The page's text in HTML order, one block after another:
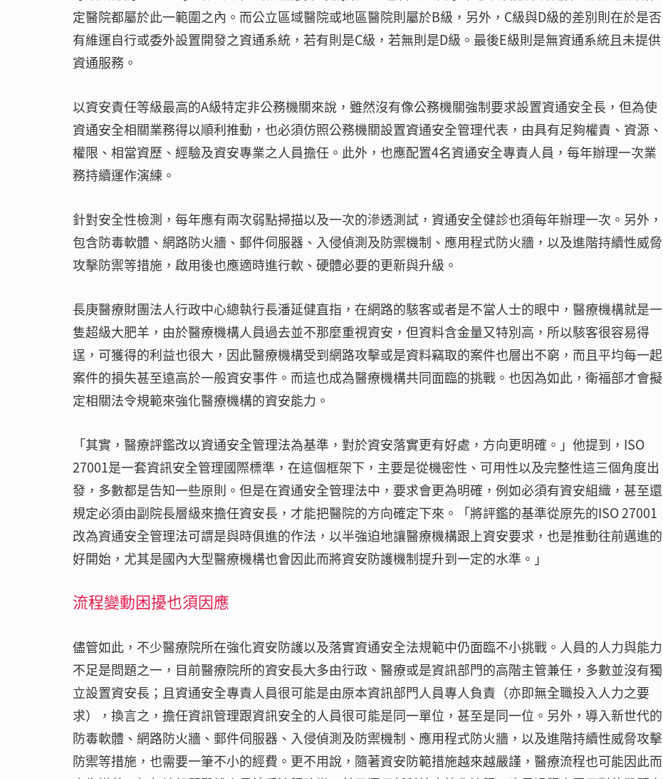
定醫院都屬於此一範圍之內。而公立區域醫院或地區醫院則屬於B級，另外，C級與D級的差別則在於是否
有維運自行或委外設置開發之資通系統，若有則是C級，若無則是D級。最後E級則是無資通系統且未提供
資通服務。
以資安責任等級最高的A級特定非公務機關來說，雖然沒有像公務機關強制要求設置資通安全長，但為使
資通安全相關業務得以順利推動，也必須仿照公務機關設置資通安全管理代表，由具有足夠權責、資源、
權限、相當資歷、經驗及資安專業之人員擔任。此外，也應配置4名資通安全專責人員，每年辦理一次業
務持續運作演練。
針對安全性檢測，每年應有兩次弱點掃描以及一次的滲透測試，資通安全健診也須每年辦理一次。另外，
包含防毒軟體、網路防火牆、郵件伺服器、入侵偵測及防禦機制、應用程式防火牆，以及進階持續性威脅
攻擊防禦等措施，啟用後也應適時進行軟、硬體必要的更新與升級。
長庚醫療財團法人行政中心總執行長潘延健直指，在網路的駭客或者是不當人士的眼中，醫療機構就是一
隻超級大肥羊，由於醫療機構人員過去並不那麼重視資安，但資料含金量又特別高，所以駭客很容易得
逞，可獲得的利益也很大，因此醫療機構受到網路攻擊或是資料竊取的案件也層出不窮，而且平均每一起
案件的損失甚至遠高於一般資安事件。而這也成為醫療機構共同面臨的挑戰。也因為如此，衛福部才會擬
定相關法令規範來強化醫療機構的資安能力。
「其實，醫療評鑑改以資通安全管理法為基準，對於資安落實更有好處，方向更明確。」他提到，ISO
27001是一套資訊安全管理國際標準，在這個框架下，主要是從機密性、可用性以及完整性這三個角度出
發，多數都是告知一些原則。但是在資通安全管理法中，要求會更為明確，例如必須有資安組織，甚至還
規定必須由副院長層級來擔任資安長，才能把醫院的方向確定下來。「將評鑑的基準從原先的ISO 27001
改為資通安全管理法可謂是與時俱進的作法，以半強迫地讓醫療機構跟上資安要求，也是推動往前邁進的
好開始，尤其是國內大型醫療機構也會因此而將資安防護機制提升到一定的水準。」
流程變動困擾也須因應
儘管如此，不少醫療院所在強化資安防護以及落實資通安全法規範中仍面臨不小挑戰。人員的人力與能力
不足是問題之一，目前醫療院所的資安長大多由行政、醫療或是資訊部門的高階主管兼任，多數並沒有獨
立設置資安長；且資通安全專責人員很可能是由原本資訊部門人員專人負責（亦即無全職投入人力之要
求），換言之，擔任資訊管理跟資訊安全的人員很可能是同一單位，甚至是同一位。另外，導入新世代的
防毒軟體、網路防火牆、郵件伺服器、入侵偵測及防禦機制、應用程式防火牆，以及進階持續性威脅攻擊
防禦等措施，也需要一筆不小的經費。更不用說，隨著資安防範措施越來越嚴謹，醫療流程也可能因此而